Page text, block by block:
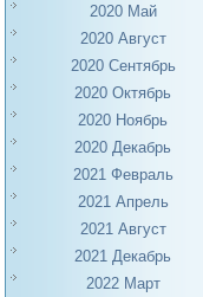
2020 Май
2020 Август
2020 Сентябрь
2020 Октябрь
2020 Ноябрь
2020 Декабрь
2021 Февраль
2021 Апрель
2021 Август
2021 Декабрь
2022 Март